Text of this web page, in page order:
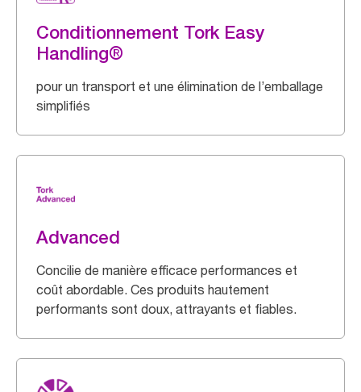
Conditionnement Tork Easy
Handling®
pour un transport et une élimination de l’emballage
simplifiés
Advanced
Concilie de manière efficace performances et
coût abordable. Ces produits hautement
performants sont doux, attrayants et fiables.